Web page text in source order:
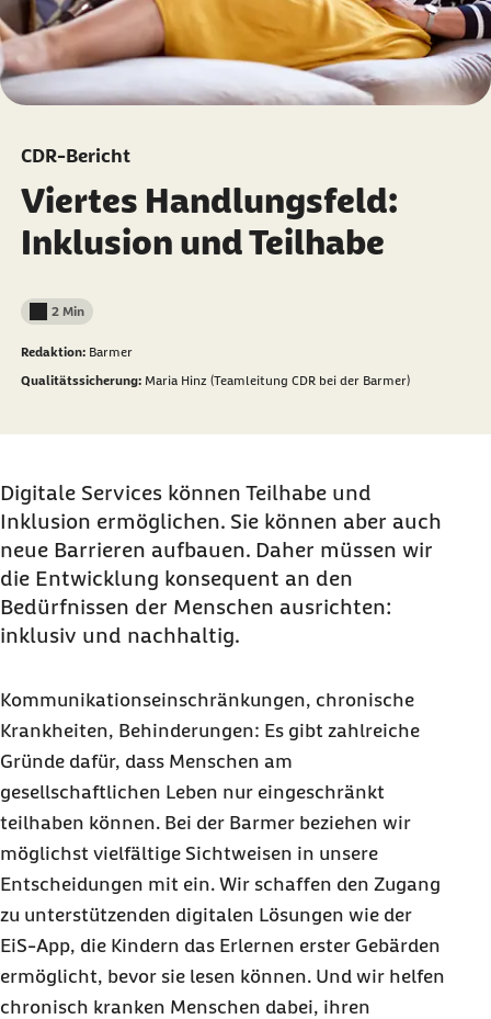
CDR-Bericht
Viertes Handlungsfeld:
Inklusion und Teilhabe
Lesedauer weniger als
2 Min
Redaktion: Barmer
Qualitätssicherung: Maria Hinz (Teamleitung CDR bei der Barmer)
Digitale Services können Teilhabe und
Inklusion ermöglichen. Sie können aber auch
neue Barrieren aufbauen. Daher müssen wir
die Entwicklung konsequent an den
Bedürfnissen der Menschen ausrichten:
inklusiv und nachhaltig.
Kommunikationseinschränkungen, chronische
Krankheiten, Behinderungen: Es gibt zahlreiche
Gründe dafür, dass Menschen am
gesellschaftlichen Leben nur eingeschränkt
teilhaben können. Bei der Barmer beziehen wir
möglichst vielfältige Sichtweisen in unsere
Entscheidungen mit ein. Wir schaffen den Zugang
zu unterstützenden digitalen Lösungen wie der
EiS-App, die Kindern das Erlernen erster Gebärden
ermöglicht, bevor sie lesen können. Und wir helfen
chronisch kranken Menschen dabei, ihren